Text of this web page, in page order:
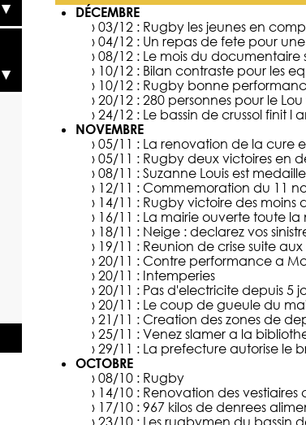
DÉCEMBRE
› 03/12 : Rugby les jeunes en
› 04/12 : Un repas de fete pour
› 08/12 : Le mois du
› 10/12 : Bilan contraste pour les
› 10/12 : Rugby bonne
› 20/12 : 280 personnes pour le
› 24/12 : Le bassin de crussol finit l
NOVEMBRE
› 05/11 : La renovation de la cure
› 05/11 : Rugby deux victoires en
› 08/11 : Suzanne Louis est
› 12/11 : Commemoration du 11
› 14/11 : Rugby victoire des moins
› 16/11 : La mairie ouverte toute la
› 18/11 : Neige : declarez vos
› 19/11 : Reunion de crise suite
› 20/11 : Contre performance a
› 20/11 : Intemperies
› 20/11 : Pas d'electricite depuis 5
› 20/11 : Le coup de gueule du
› 21/11 : Creation des zones de
› 25/11 : Venez slamer a la
› 29/11 : La prefecture autorise le
OCTOBRE
› 08/10 : Rugby
› 14/10 : Renovation des vestiaires
› 17/10 : 967 kilos de denrees
› 23/10 : Les rugbymen du bassin